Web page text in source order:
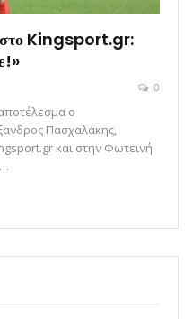
στο Kingsport.gr:
0
ο
Πασχαλάκης,
και στην Φωτεινή